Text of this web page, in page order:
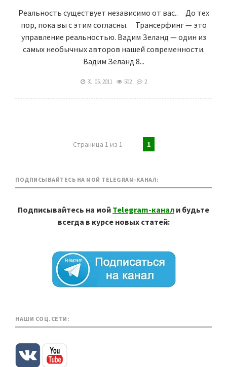
Реальность существует независимо от вас.. До тех
пор, пока вы с этим согласны. Трансерфинг — это
управление реальностью. Вадим Зеланд — один из
самых необычных авторов нашей современности.
Вадим Зеланд 8...
31. 05. 2011 502 2
Страница 1 из 1 1
ПОДПИСЫВАЙТЕСЬ НА МОЙ TELEGRAM-КАНАЛ:
Подписывайтесь на мой Telegram-канал и будьте
всегда в курсе новых статей:
НАШИ СОЦ.СЕТИ: